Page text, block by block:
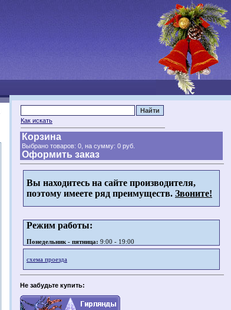
Как искать
Корзина
Выбрано товаров: 0, на сумму: 0 руб.
Оформить заказ
Вы находитесь на сайте производителя,
поэтому имеете ряд преимуществ. Звоните!
Режим работы:
Понедельник - пятница: 9:00 - 19:00
схема проезда
Не забудьте купить: